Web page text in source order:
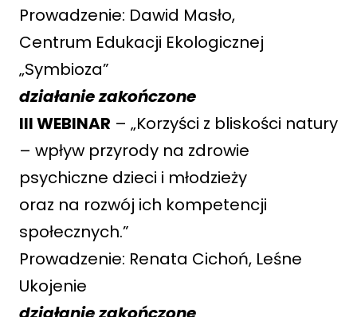
Prowadzenie: Dawid Masło,
Centrum Edukacji Ekologicznej
„Symbioza”
działanie zakończone
III WEBINAR – „Korzyści z bliskości natury
– wpływ przyrody na zdrowie
psychiczne dzieci i młodzieży
oraz na rozwój ich kompetencji
społecznych.”
Prowadzenie: Renata Cichoń, Leśne
Ukojenie